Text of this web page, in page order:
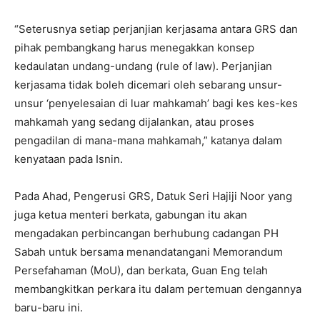
“Seterusnya setiap perjanjian kerjasama antara GRS dan
pihak pembangkang harus menegakkan konsep
kedaulatan undang-undang (rule of law). Perjanjian
kerjasama tidak boleh dicemari oleh sebarang unsur-
unsur ‘penyelesaian di luar mahkamah’ bagi kes kes-kes
mahkamah yang sedang dijalankan, atau proses
pengadilan di mana-mana mahkamah,” katanya dalam
kenyataan pada Isnin.
Pada Ahad, Pengerusi GRS, Datuk Seri Hajiji Noor yang
juga ketua menteri berkata, gabungan itu akan
mengadakan perbincangan berhubung cadangan PH
Sabah untuk bersama menandatangani Memorandum
Persefahaman (MoU), dan berkata, Guan Eng telah
membangkitkan perkara itu dalam pertemuan dengannya
baru-baru ini.